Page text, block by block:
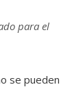
para el
se pueden